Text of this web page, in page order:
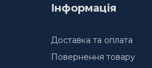
Інформація
Доставка та оплата
Повернення товару